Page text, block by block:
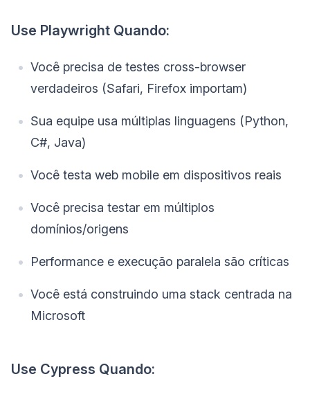
Use Playwright Quando:
Você precisa de testes cross-browser
verdadeiros (Safari, Firefox importam)
Sua equipe usa múltiplas linguagens (Python,
C#, Java)
Você testa web mobile em dispositivos reais
Você precisa testar em múltiplos
domínios/origens
Performance e execução paralela são críticas
Você está construindo uma stack centrada na
Microsoft
Use Cypress Quando: